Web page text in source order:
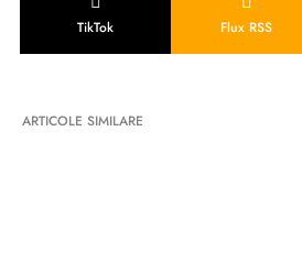
TikTok Flux RSS
ARTICOLE SIMILARE